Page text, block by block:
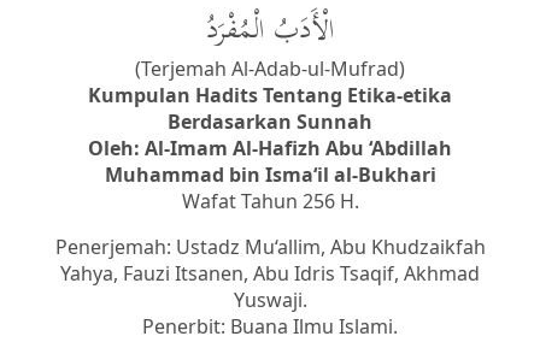
الْأَدَبُ الْمُفْرَدُ
(Terjemah Al-Adab-ul-Mufrad)
Kumpulan Hadits Tentang Etika-etika
Berdasarkan Sunnah
Oleh: Al-Imam Al-Hafizh Abu ‘Abdillah
Muhammad bin Isma‘il al-Bukhari
Wafat Tahun 256 H.
Penerjemah: Ustadz Mu‘allim, Abu Khudzaikfah
Yahya, Fauzi Itsanen, Abu Idris Tsaqif, Akhmad
Yuswaji.
Penerbit: Buana Ilmu Islami.